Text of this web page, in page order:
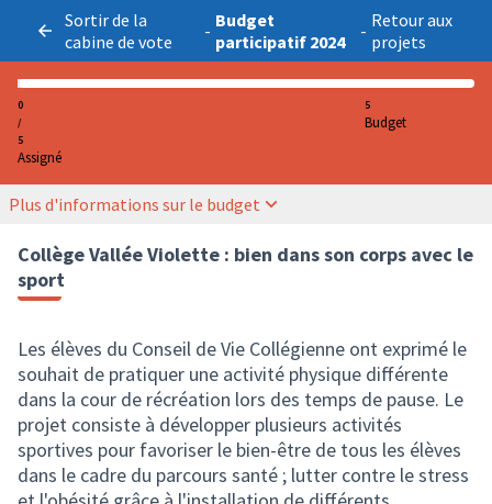
Sortir de la
cabine de vote
- Budget
participatif 2024
- Retour aux
projets
0
/
5
Assigné
5
Budget
Plus d'informations sur le budget
Collège Vallée Violette : bien dans son corps avec le
sport
Les élèves du Conseil de Vie Collégienne ont exprimé le
souhait de pratiquer une activité physique différente
dans la cour de récréation lors des temps de pause. Le
projet consiste à développer plusieurs activités
sportives pour favoriser le bien-être de tous les élèves
dans le cadre du parcours santé ; lutter contre le stress